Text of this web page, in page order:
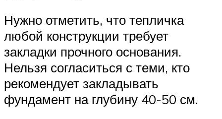
Нужно отметить, что тепличка
любой конструкции требует
закладки прочного основания.
Нельзя согласиться с теми, кто
рекомендует закладывать
фундамент на глубину 40-50 см.